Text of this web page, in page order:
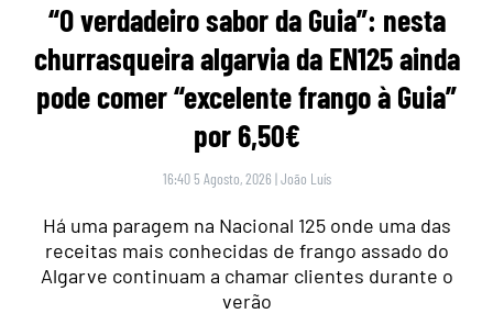
“O verdadeiro sabor da Guia”: nesta
churrasqueira algarvia da EN125 ainda
pode comer “excelente frango à Guia”
por 6,50€
16:40 5 Agosto, 2026 |João Luís
Há uma paragem na Nacional 125 onde uma das
receitas mais conhecidas de frango assado do
Algarve continuam a chamar clientes durante o
verão